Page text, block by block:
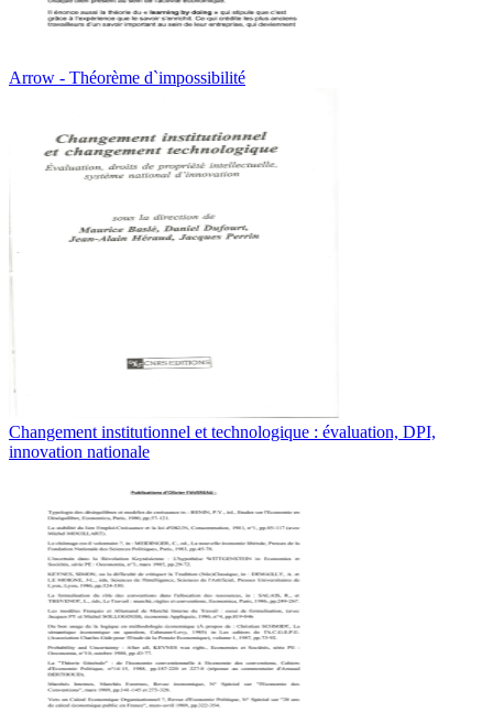
Arrow - Théorème d`impossibilité
Changement institutionnel et technologique : évaluation, DPI,
innovation nationale